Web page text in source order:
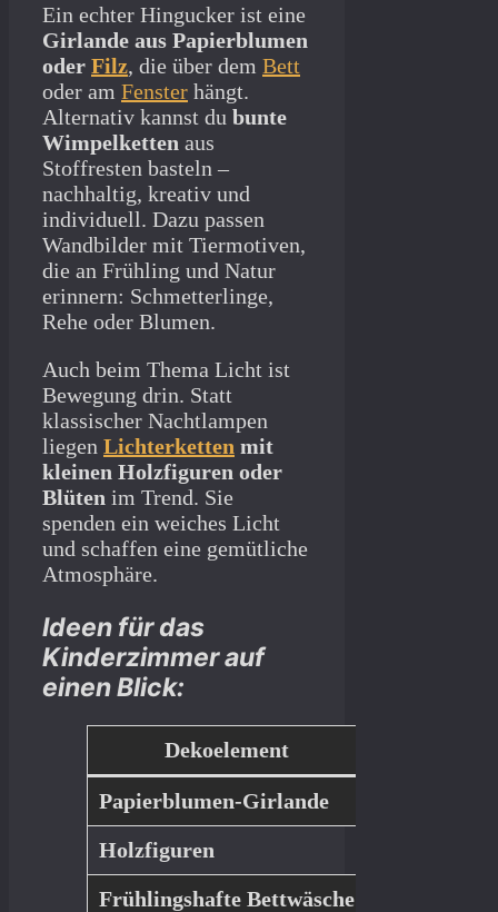
Ein echter Hingucker ist eine
Girlande aus Papierblumen
oder Filz, die über dem Bett
oder am Fenster hängt.
Alternativ kannst du bunte
Wimpelketten aus
Stoffresten basteln –
nachhaltig, kreativ und
individuell. Dazu passen
Wandbilder mit Tiermotiven,
die an Frühling und Natur
erinnern: Schmetterlinge,
Rehe oder Blumen.
Auch beim Thema Licht ist
Bewegung drin. Statt
klassischer Nachtlampen
liegen Lichterketten mit
kleinen Holzfiguren oder
Blüten im Trend. Sie
spenden ein weiches Licht
und schaffen eine gemütliche
Atmosphäre.
Ideen für das
Kinderzimmer auf
einen Blick:
Dekoelement
Papierblumen-Girlande
Holzfiguren
Frühlingshafte Bettwäsche